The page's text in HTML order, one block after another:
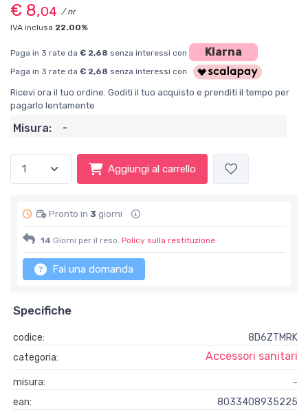
€ 8,04 / nr
IVA inclusa 22.00%
Paga in 3 rate da € 2,68 senza interessi con Klarna
Paga in 3 rate da € 2,68 senza interessi con
Ricevi ora il tuo ordine. Goditi il tuo acquisto e prenditi il tempo per
pagarlo lentamente
Misura: -
Aggiungi al carrello
Pronto in 3 giorni
14 Giorni per il reso. Policy sulla restituzione
Fai una domanda
Specifiche
codice:
8D6ZTMRK
categoria:
Accessori sanitari
misura:
-
ean:
8033408935225